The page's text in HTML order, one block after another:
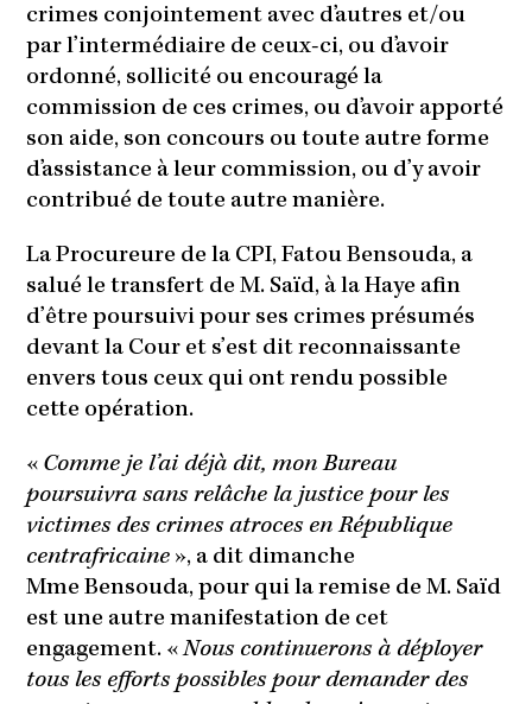
crimes conjointement avec d’autres et/ou
par l’intermédiaire de ceux-ci, ou d’avoir
ordonné, sollicité ou encouragé la
commission de ces crimes, ou d’avoir apporté
son aide, son concours ou toute autre forme
d’assistance à leur commission, ou d’y avoir
contribué de toute autre manière.
La Procureure de la CPI, Fatou Bensouda, a
salué le transfert de M. Saïd, à la Haye afin
d’être poursuivi pour ses crimes présumés
devant la Cour et s’est dit reconnaissante
envers tous ceux qui ont rendu possible
cette opération.
« Comme je l’ai déjà dit, mon Bureau
poursuivra sans relâche la justice pour les
victimes des crimes atroces en République
centrafricaine », a dit dimanche
Mme Bensouda, pour qui la remise de M. Saïd
est une autre manifestation de cet
engagement. «Nous continuerons à déployer
tous les efforts possibles pour demander des